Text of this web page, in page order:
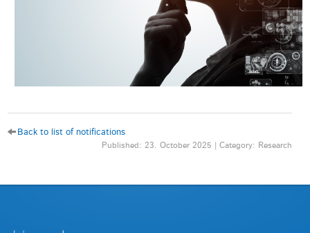
Back to list of notifications
Published: 23. October 2025 | Category: Research